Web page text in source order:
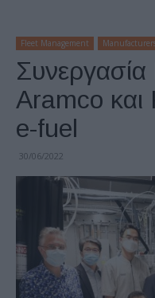
Fleet Management
Aramco και
e-fuel
30/06/2022